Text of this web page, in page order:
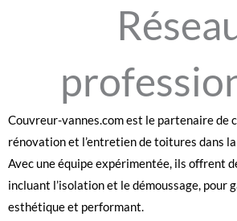
Couvreur-vannes.comest le partenaire de
rénovation et l’entretien de toitures dans
Avec une équipe expérimentée, ils offrent
incluant l’isolation et le démoussage, pour
esthétique et performant.